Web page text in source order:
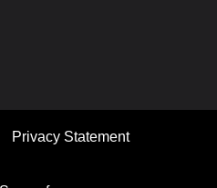
Privacy Statement